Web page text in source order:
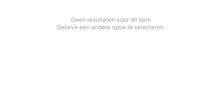
Geen resultaten voor dit item
Gelieve een andere optie te selecteren.